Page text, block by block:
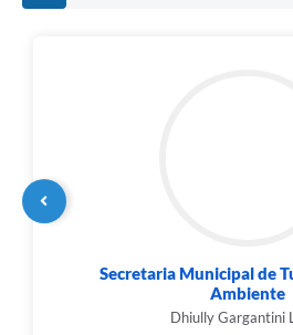
Secretaria Municipal de
Ambiente
Dhiully Gargantini